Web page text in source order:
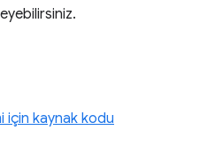
için kaynak kodu